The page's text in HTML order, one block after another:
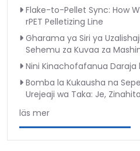
Flake-to-Pellet Sync: How
rPET Pelletizing Line
Gharama ya Siri ya
Sehemu za Kuvaa za
Nini Kinachofafanua Daraja
Bomba la Kukausha na
Urejeaji wa Taka: Je,
läs mer